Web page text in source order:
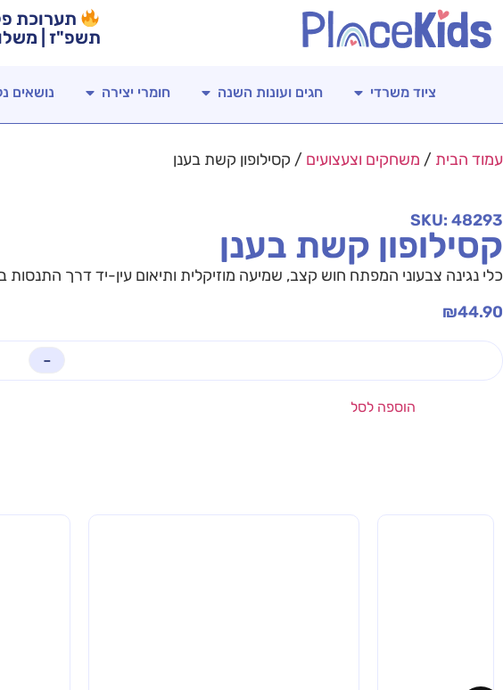
תשפ"ז | משלוח חינם מעל 999
ציוד משרדי חגים ועונות השנה חומרי יצירה נושאים
עמוד הבית / משחקים וצעצועים / קסילופון קשת בענן
SKU: 48293
קסילופון קשת בענן
כלי נגינה צבעוני המפתח חוש קצב, שמיעה מוזיקלית ותיאום עין-יד דרך התנסות
₪44.90
-
הוספה לסל